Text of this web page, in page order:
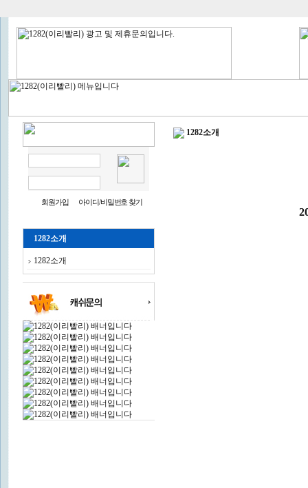
회원가입 아이디/비밀번호 찾기
1282소개
1282소개
1282소개